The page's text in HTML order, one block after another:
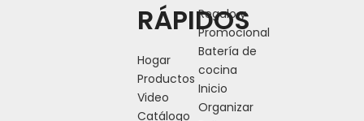
RÁPIDOS
Hogar
Productos
Video
Catálogo
Regalo y
Promocional
Batería de
cocina
Inicio
Organizar